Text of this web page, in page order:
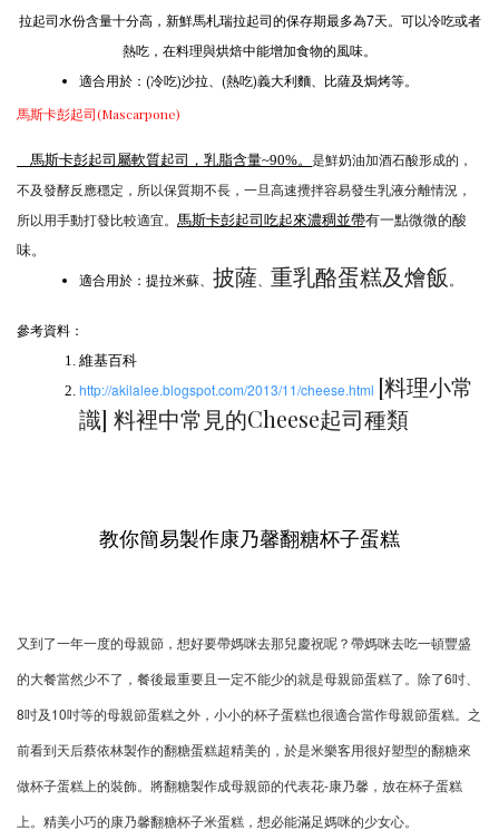
拉起司水份含量十分高，新鮮馬札瑞拉起司的保存期最多為7天。可以冷吃或者
熱吃，在料理與烘焙中能增加食物的風味。
適合用於：(冷吃)沙拉、(熱吃)義大利麵、比薩及焗烤等。
馬斯卡彭起司(Mascarpone)
馬斯卡彭起司屬軟質起司，乳脂含量~90%。 是鮮奶油加酒石酸形成的，
不及發酵反應穩定，所以保質期不長，一旦高速攪拌容易發生乳液分離情況，
所以用手動打發比較適宜。
馬斯卡彭起司吃起來濃稠並帶有一點微微的酸
味。
適合用於：提拉米蘇、 披薩 重乳酪蛋糕及燴飯 。
參考資料：
維基百科
http://akilalee.blogspot.com/2013/11/cheese.html [料理小常
識] 料裡中常見的Cheese起司種類
教你簡易製作康乃馨翻糖杯子蛋糕
又到了一年一度的母親節，想好要帶媽咪去那兒慶祝呢？帶媽咪去吃一頓豐盛
的大餐當然少不了，餐後最重要且一定不能少的就是母親節蛋糕了。除了6吋、
8吋及10吋等的母親節蛋糕之外，小小的杯子蛋糕也很適合當作母親節蛋糕。之
前看到天后蔡依林製作的翻糖蛋糕超精美的，於是米樂客用很好塑型的翻糖來
做杯子蛋糕上的裝飾。將翻糖製作成母親節的代表花-康乃馨，放在杯子蛋糕
上。精美小巧的康乃馨翻糖杯子米蛋糕，想必能滿足媽咪的少女心。